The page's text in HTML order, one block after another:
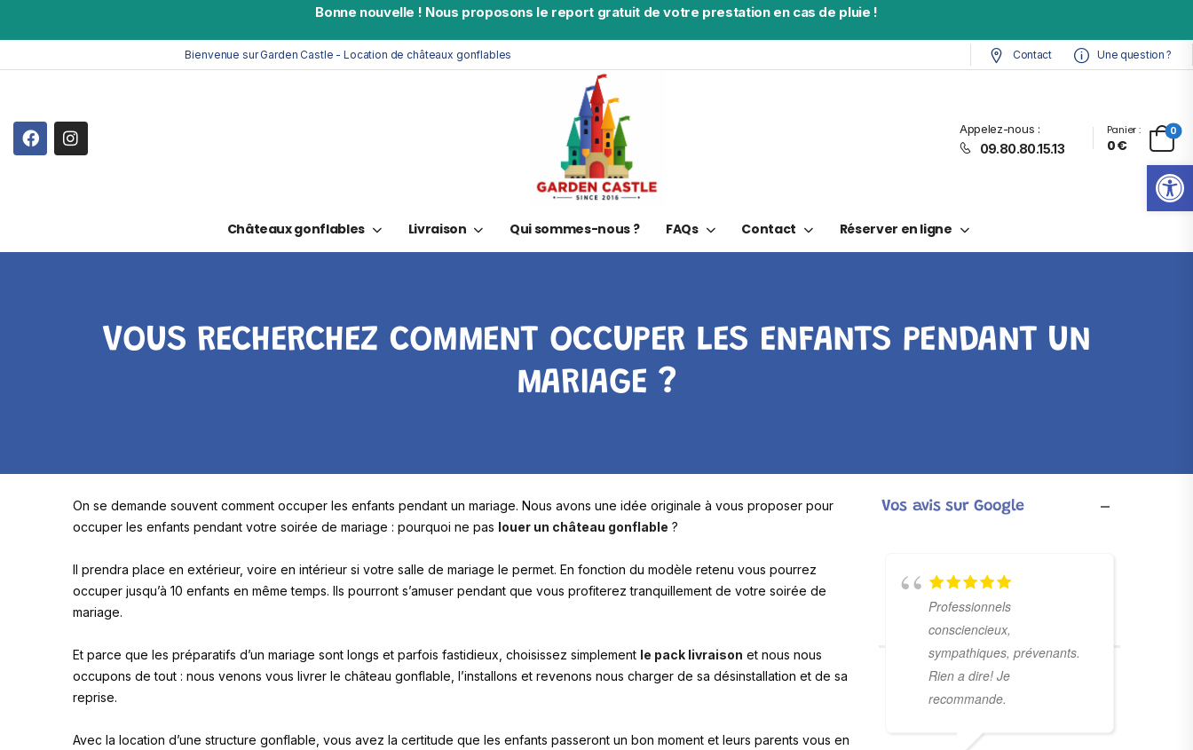
Bonne nouvelle ! Nous proposons le report gratuit de votre prestation en cas de pluie !
Bienvenue sur Garden Castle - Location de châteaux gonflables Contact Une question ?
Appelez-nous :
09.80.80.15.13
Panier :
0€
0
Châteaux gonflables Livraison Qui sommes-nous ? FAQs Contact Réserver en ligne
VOUS RECHERCHEZ COMMENT OCCUPER LES ENFANTS PENDANT UN
MARIAGE ?
On se demande souvent comment occuper les enfants pendant un mariage. Nous avons une idée originale à vous proposer pour
occuper les enfants pendant votre soirée de mariage : pourquoi ne pas louer un château gonflable ?
Il prendra place en extérieur, voire en intérieur si votre salle de mariage le permet. En fonction du modèle retenu vous pourrez
occuper jusqu’à 10 enfants en même temps. Ils pourront s’amuser pendant que vous profiterez tranquillement de votre soirée de
mariage.
Et parce que les préparatifs d’un mariage sont longs et parfois fastidieux, choisissez simplement le pack livraison et nous nous
occupons de tout : nous venons vous livrer le château gonflable, l’installons et revenons nous charger de sa désinstallation et de sa
reprise.
Avec la location d’une structure gonflable, vous avez la certitude que les enfants passeront un bon moment et leurs parents vous en
Vos avis sur Google
Professionnels
consciencieux,
sympathiques, prévenants.
Rien a dire! Je
recommande.